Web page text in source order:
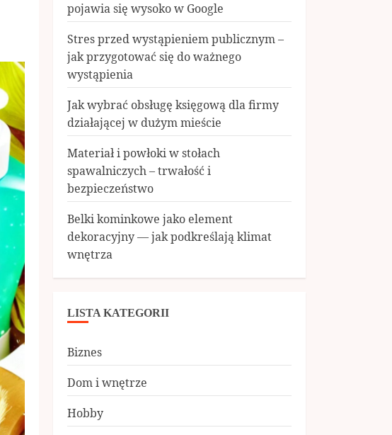
pojawia się wysoko w Google
Stres przed wystąpieniem publicznym –
jak przygotować się do ważnego
wystąpienia
Jak wybrać obsługę księgową dla firmy
działającej w dużym mieście
Materiał i powłoki w stołach
spawalniczych – trwałość i
bezpieczeństwo
Belki kominkowe jako element
dekoracyjny — jak podkreślają klimat
wnętrza
LISTA KATEGORII
Biznes
Dom i wnętrze
Hobby